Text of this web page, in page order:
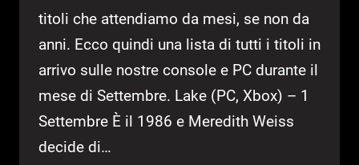
titoli che attendiamo da mesi, se non da
anni. Ecco quindi una lista di tutti i titoli in
arrivo sulle nostre console e PC durante il
mese di Settembre. Lake (PC, Xbox) – 1
Settembre È il 1986 e Meredith Weiss
decide di…